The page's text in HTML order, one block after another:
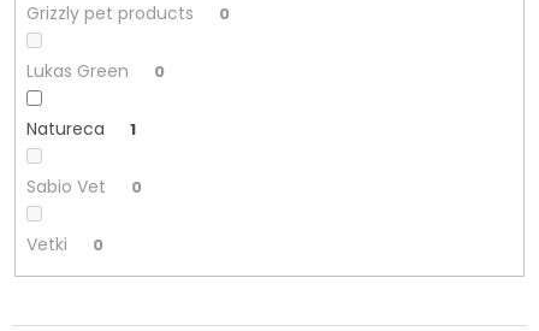
Grizzly pet products 0
Lukas Green 0
Natureca 1
Sabio Vet 0
Vetki 0